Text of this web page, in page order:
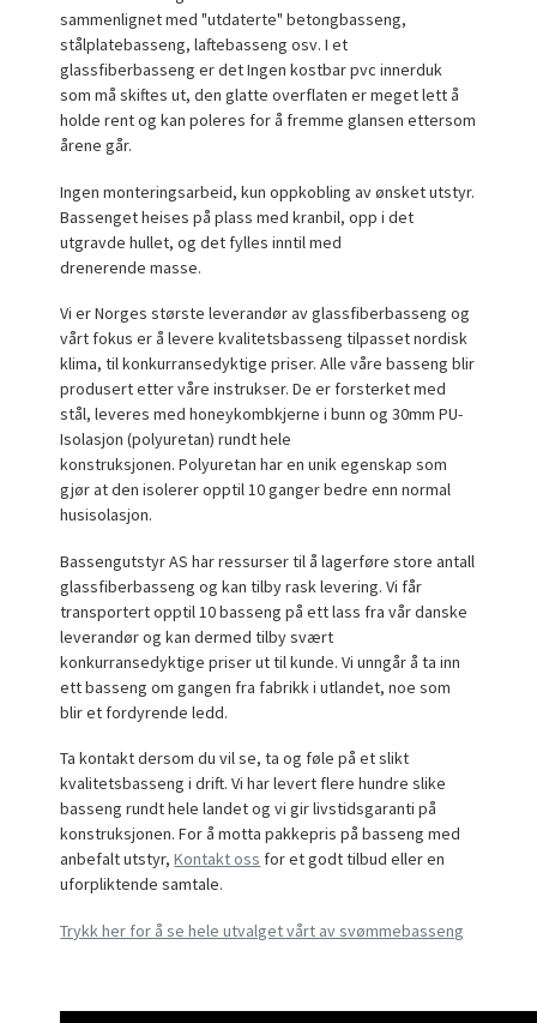
sammenlignet med "utdaterte" betongbasseng,
stålplatebasseng, laftebasseng osv. I et
glassfiberbasseng er det Ingen kostbar pvc innerduk
som må skiftes ut, den glatte overflaten er meget lett å
holde rent og kan poleres for å fremme glansen ettersom
årene går.
Ingen monteringsarbeid, kun oppkobling av ønsket utstyr.
Bassenget heises på plass med kranbil, opp i det
utgravde hullet, og det fylles inntil med
drenerende masse.
Vi er Norges største leverandør av glassfiberbasseng og
vårt fokus er å levere kvalitetsbasseng tilpasset nordisk
klima, til konkurransedyktige priser. Alle våre basseng blir
produsert etter våre instrukser. De er forsterket med
stål, leveres med honeykombkjerne i bunn og 30mm PU-
Isolasjon (polyuretan) rundt hele
konstruksjonen. Polyuretan har en unik egenskap som
gjør at den isolerer opptil 10 ganger bedre enn normal
husisolasjon.
Bassengutstyr AS har ressurser til å lagerføre store antall
glassfiberbasseng og kan tilby rask levering. Vi får
transportert opptil 10 basseng på ett lass fra vår danske
leverandør og kan dermed tilby svært
konkurransedyktige priser ut til kunde. Vi unngår å ta inn
ett basseng om gangen fra fabrikk i utlandet, noe som
blir et fordyrende ledd.
Ta kontakt dersom du vil se, ta og føle på et slikt
kvalitetsbasseng i drift. Vi har levert flere hundre slike
basseng rundt hele landet og vi gir livstidsgaranti på
konstruksjonen. For å motta pakkepris på basseng med
anbefalt utstyr,Kontakt oss for et godt tilbud eller en
uforpliktende samtale.
Trykk her for å se hele utvalget vårt av svømmebasseng